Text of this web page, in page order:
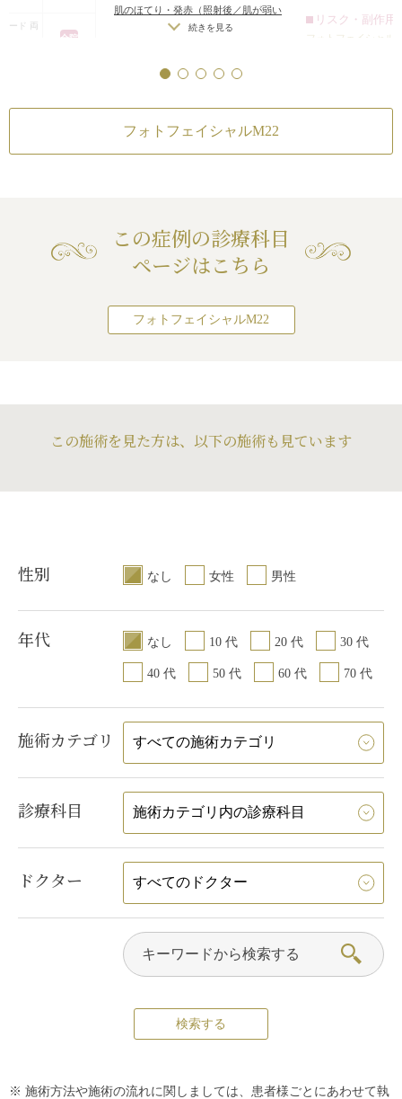
ード 両
全院
※フォトフェイシャル
肌のほてり・発赤（照射後／肌が弱い
方・敏感肌の方）続きを見る
リスク・副作用
フォトフェイシャル
フォトフェイシャルM22
この症例の診療科目
ページはこちら
フォトフェイシャルM22
この施術を見た方は、以下の施術も見ています
性別 なし 女性 男性
年代 なし 10 代 20 代 30 代
40 代 50 代 60 代 70 代
施術カテゴリ
診療科目
ドクター
※ 施術方法や施術の流れに関しましては、患者様ごとにあわせて執